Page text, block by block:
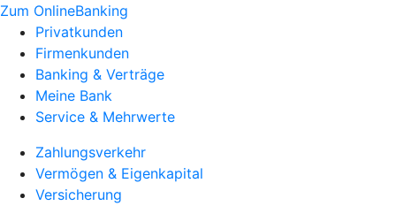
Zum OnlineBanking
Privatkunden
Firmenkunden
Banking & Verträge
Meine Bank
Service & Mehrwerte
Zahlungsverkehr
Vermögen & Eigenkapital
Versicherung